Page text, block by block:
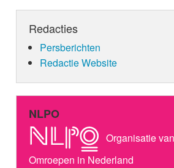
Redacties
Persberichten
Redactie Website
NLPO
Organisatie
Omroepen in Nederland